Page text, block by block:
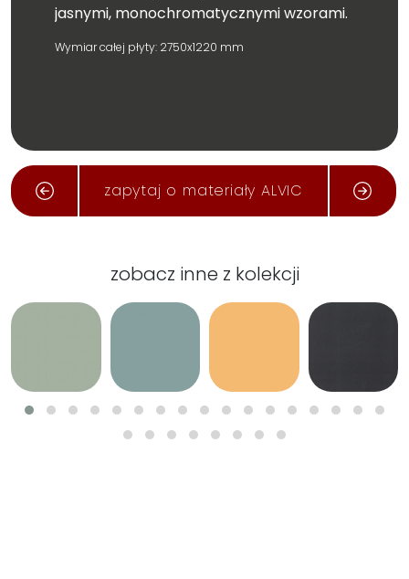
jasnymi, monochromatycznymi wzorami.
Wymiar całej płyty: 2750x1220 mm
zapytaj o materiały ALVIC
zobacz inne z kolekcji